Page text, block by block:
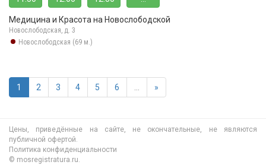
Медицина и Красота на Новослободской
Новослободская, д. 3
Новослободская (69 м.)
1 2 3 4 5 6 »
Цены, приведённые на сайте, не окончательные, не являются
публичной офертой.
Политика конфиденциальности
© mosregistratura.ru.